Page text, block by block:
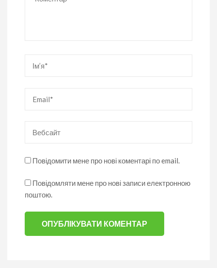
Повідомити мене про нові коментарі по email.
Повідомляти мене про нові записи електронною
поштою.